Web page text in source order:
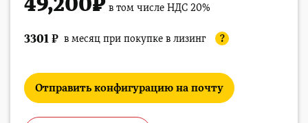
в том числе НДС 20%
3301 ₽ в месяц при покупке в лизинг ?
Отправить конфигурацию на почту